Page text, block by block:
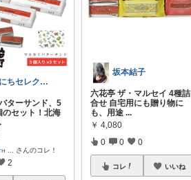
まいにちセレクトdays
ターサンド、5
のセット！北海
さんのコレ！
2
坂本結子
六花亭 ザ・マルセイ 4種詰
合せ 自宅用にも贈り物に
も、用途 ...
￥ 4,080
0 0 0
コレ いいね